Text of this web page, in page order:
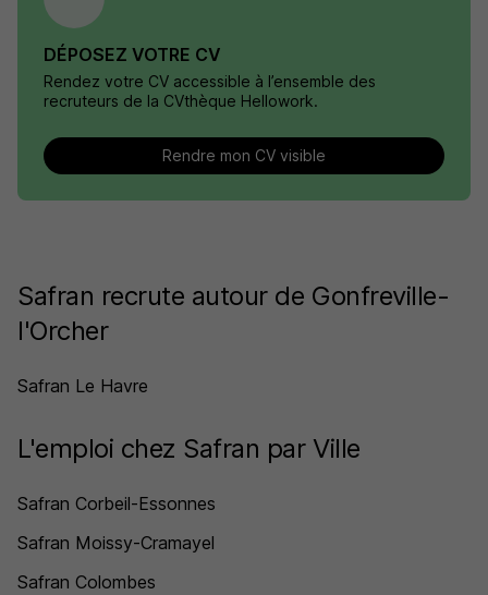
DÉPOSEZ VOTRE CV
Rendez votre CV accessible à l’ensemble des
recruteurs de la CVthèque Hellowork.
Rendre mon CV visible
Safran recrute autour de Gonfreville-
l'Orcher
Safran Le Havre
L'emploi chez Safran par Ville
Safran Corbeil-Essonnes
Safran Moissy-Cramayel
Safran Colombes